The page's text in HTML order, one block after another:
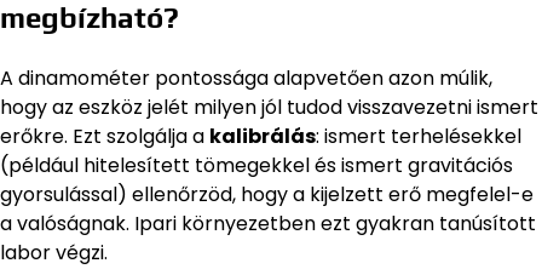
megbízható?
A dinamométer pontossága alapvetően azon múlik,
hogy az eszköz jelét milyen jól tudod visszavezetni ismert
erőkre. Ezt szolgálja a kalibrálás: ismert terhelésekkel
(például hitelesített tömegekkel és ismert gravitációs
gyorsulással) ellenőrzöd, hogy a kijelzett erő megfelel-e
a valóságnak. Ipari környezetben ezt gyakran tanúsított
labor végzi.